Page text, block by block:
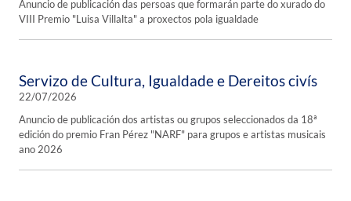
Anuncio de publicación das persoas que formarán parte do xurado do
VIII Premio "Luisa Villalta" a proxectos pola igualdade
Servizo de Cultura, Igualdade e Dereitos civís
22/07/2026
Anuncio de publicación dos artistas ou grupos seleccionados da 18ª
edición do premio Fran Pérez "NARF" para grupos e artistas musicais
ano 2026